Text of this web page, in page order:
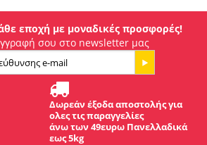
εποχή με μοναδικές προσφορές!
σου στο newsletter μας
Δωρεάν έξοδα αποστολής για
ολες τις παραγγελίες
άνω των 49ευρω Πανελλαδικά
εως 5kg